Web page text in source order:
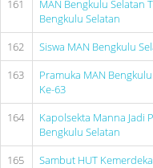
161
MAN Bengkulu Selatan
Bengkulu Selatan
162
Siswa MAN Bengkulu
163
Pramuka MAN
Ke-63
164
Kapolsekta Manna Jadi
Bengkulu Selatan
165
Sambut HUT